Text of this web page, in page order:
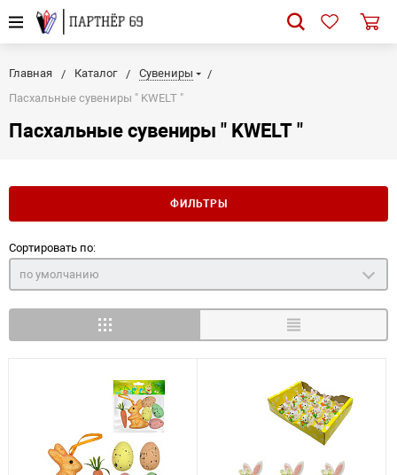
Главная Каталог
Сувениры
Пасхальные сувениры " KWELT "
Пасхальные сувениры " KWELT "
ФИЛЬТРЫ
Сортировать по:
по умолчанию